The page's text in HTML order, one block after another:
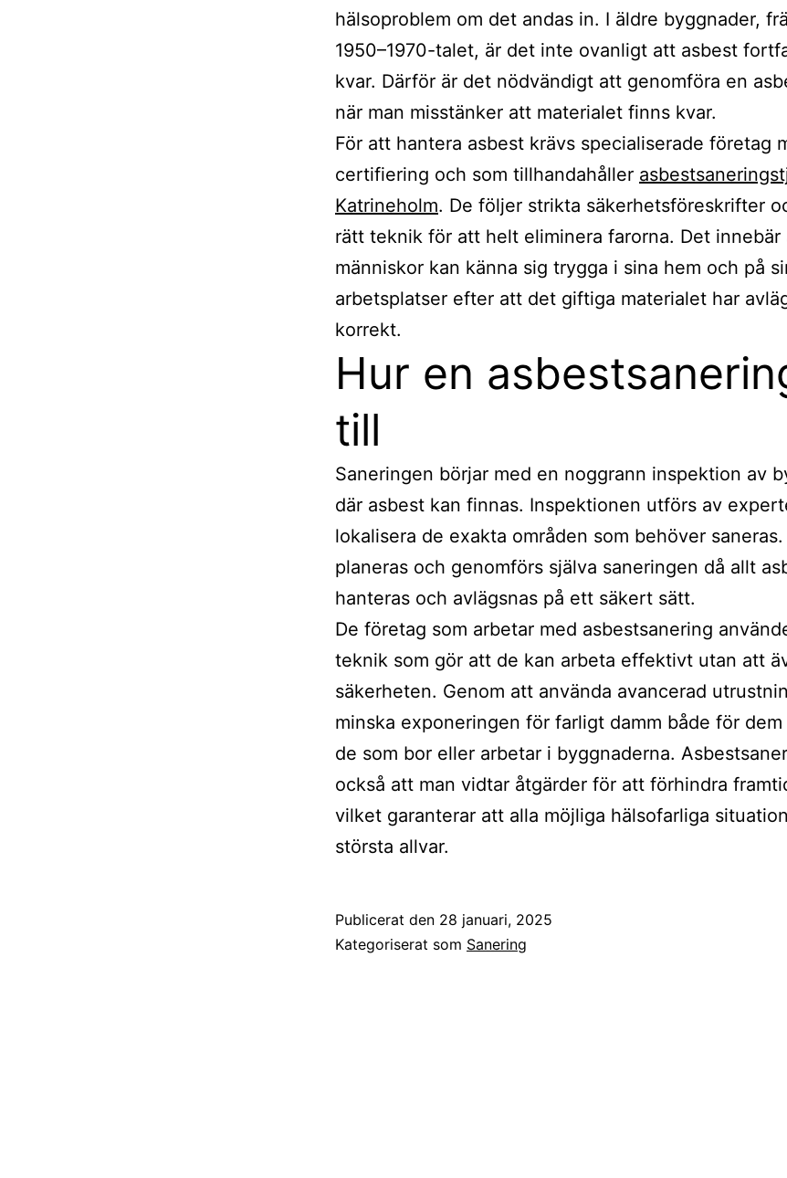
hälsoproblem om det andas in. I äldre byggnader,
1950–1970-talet, är det inte ovanligt att asbest
kvar. Därför är det nödvändigt att genomföra en
när man misstänker att materialet finns kvar.
För att hantera asbest krävs specialiserade företag
certifiering och som tillhandahåller
Katrineholm. De följer strikta säkerhetsföreskrifter
rätt teknik för att helt eliminera farorna. Det innebär
människor kan känna sig trygga i sina hem och på
arbetsplatser efter att det giftiga materialet har
korrekt.
Hur en
till
Saneringen börjar med en noggrann inspektion av
där asbest kan finnas. Inspektionen utförs av
lokalisera de exakta områden som behöver
planeras och genomförs själva saneringen då allt
hanteras och avlägsnas på ett säkert sätt.
De företag som arbetar med asbestsanering
teknik som gör att de kan arbeta effektivt utan att
säkerheten. Genom att använda avancerad
minska exponeringen för farligt damm både för dem
de som bor eller arbetar i byggnaderna.
också att man vidtar åtgärder för att förhindra
vilket garanterar att alla möjliga hälsofarliga
största allvar.
Publicerat den 28 januari, 2025
Kategoriserat som Sanering